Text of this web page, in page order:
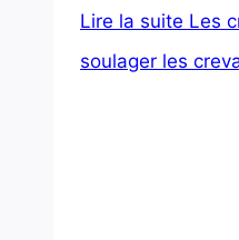
Lire la suite Les
soulager les